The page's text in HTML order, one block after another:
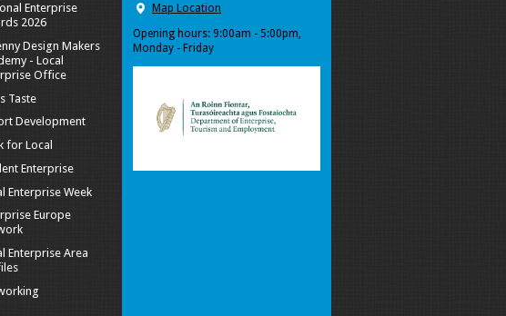
Enterprise
2026
Design Makers
- Local
Office
Taste
Development
for Local
Enterprise
Enterprise Week
Europe
Enterprise Area
Map Location
Opening hours: 9:00am - 5:00pm,
Monday - Friday